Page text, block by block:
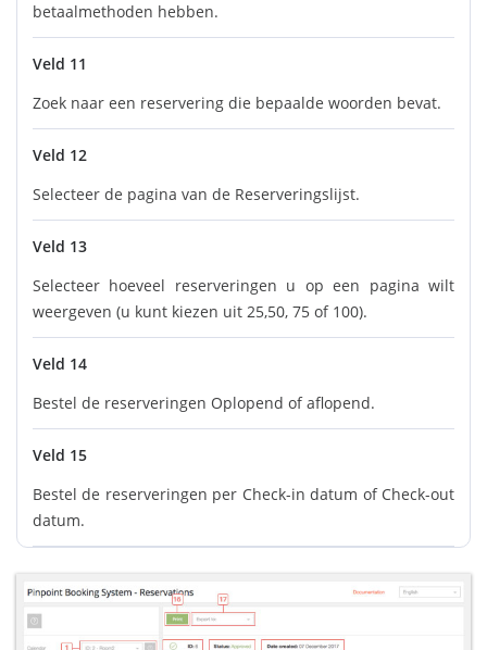
betaalmethoden hebben.
Veld 11
Zoek naar een reservering die bepaalde woorden bevat.
Veld 12
Selecteer de pagina van de Reserveringslijst.
Veld 13
Selecteer hoeveel reserveringen u op een pagina wilt
weergeven (u kunt kiezen uit 25,50, 75 of 100).
Veld 14
Bestel de reserveringen Oplopend of aflopend.
Veld 15
Bestel de reserveringen per Check-in datum of Check-out
datum.